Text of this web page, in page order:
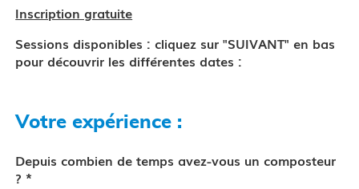
Inscription gratuite
Sessions disponibles : cliquez sur "SUIVANT" en bas
pour découvrir les différentes dates :
Votre expérience :
Depuis combien de temps avez-vous un composteur
? *